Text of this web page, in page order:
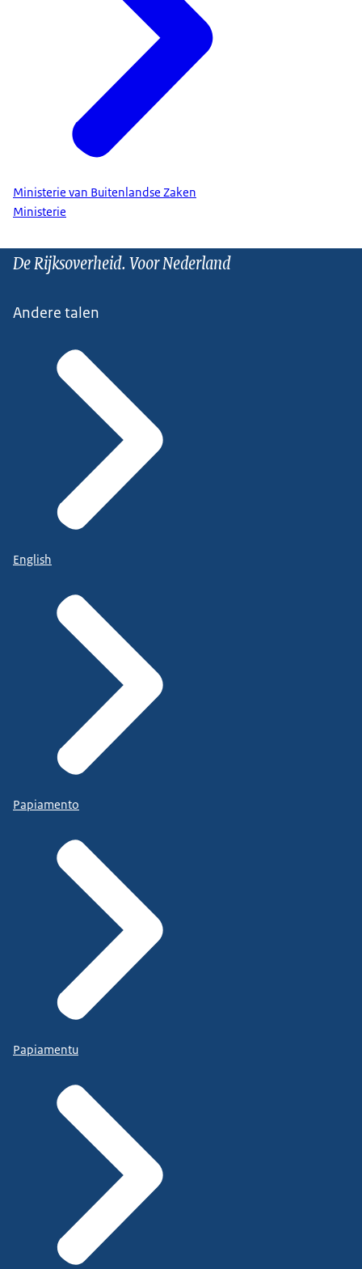
Ministerie van Buitenlandse Zaken
Ministerie
De Rijksoverheid. Voor Nederland
Andere talen
English
Papiamento
Papiamentu